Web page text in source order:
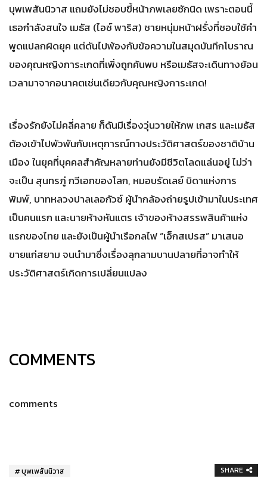
บุพเพสันนิวาส แถมยังไม่ชอบขี้หน้าภพเลยซักนิด เพราะตอนนี้
เธอกำลังสนใจ เมธัส (ไอซ์ พาริส) ชายหนุ่มหน้าฝรั่งที่ชอบใช้คำ
พูดแปลกผิดยุค แต่ดันไปพ้องกับข้อความในสมุดบันทึกโบราณ
ของคุณหญิงการะเกดที่เพิ่งถูกค้นพบ หรือเมธัสจะเดินทางย้อน
เวลามาจากอนาคตเช่นเดียวกับคุณหญิงการะเกด!
เรื่องรักยังไม่คลี่คลาย ก็ดันมีเรื่องวุ่นวายให้ภพ เกสร และเมธัส
ต้องเข้าไปพัวพันกับเหตุการณ์ทางประวัติศาสตร์ของชาติบ้าน
เมือง ในยุคที่บุคคลสำคัญหลายท่านยังมีชีวิตโลดแล่นอยู่ ไม่ว่า
จะเป็น สุนทรภู่ กวีเอกของโลก, หมอบรัดเลย์ บิดาแห่งการ
พิมพ์, บาทหลวงปาลเลอกัวซ์ ผู้นำกล้องถ่ายรูปเข้ามาในประเทศ
เป็นคนแรก และนายห้างหันแตร เจ้าของห้างสรรพสินค้าแห่ง
แรกของไทย และยังเป็นผู้นำเรือกลไฟ “เอ็กสเปรส” มาเสนอ
ขายแก่สยาม จนนำมาซึ่งเรื่องลุกลามบานปลายที่อาจทำให้
ประวัติศาสตร์เกิดการเปลี่ยนแปลง
COMMENTS
comments
บุพเพสันนิวาส SHARE